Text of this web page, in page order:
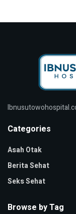
Categories
Asah Otak
Berita Sehat
Seks Sehat
Browse by Tag